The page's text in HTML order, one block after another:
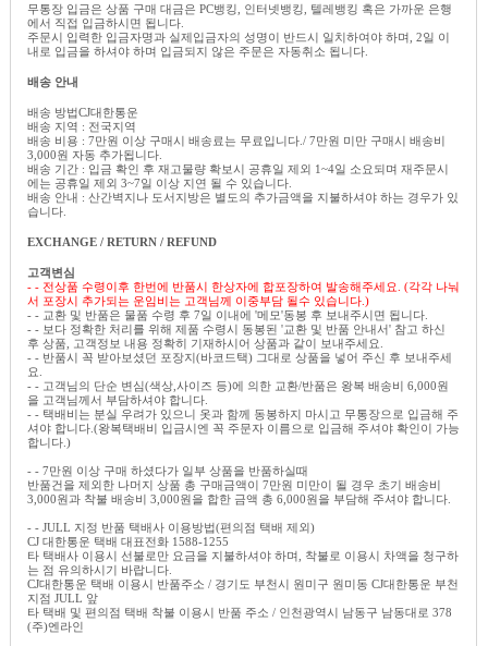
무통장 입금은 상품 구매 대금은 PC뱅킹, 인터넷뱅킹, 텔레뱅킹 혹은 가까운 은행
에서 직접 입금하시면 됩니다.
주문시 입력한 입금자명과 실제입금자의 성명이 반드시 일치하여야 하며, 2일 이
내로 입금을 하셔야 하며 입금되지 않은 주문은 자동취소 됩니다.
배송 안내
배송 방법CJ대한통운
배송 지역 : 전국지역
배송 비용 : 7만원 이상 구매시 배송료는 무료입니다./ 7만원 미만 구매시 배송비
3,000원 자동 추가됩니다.
배송 기간 : 입금 확인 후 재고물량 확보시 공휴일 제외 1~4일 소요되며 재주문시
에는 공휴일 제외 3~7일 이상 지연 될 수 있습니다.
배송 안내 : 산간벽지나 도서지방은 별도의 추가금액을 지불하셔야 하는 경우가 있
습니다.
EXCHANGE / RETURN / REFUND
고객변심
- - 전상품 수령이후 한번에 반품시 한상자에 합포장하여 발송해주세요. (각각 나눠
서 포장시 추가되는 운임비는 고객님께 이중부담 될수 있습니다.)
- - 교환 및 반품은 물품 수령 후 7일 이내에 '메모'동봉 후 보내주시면 됩니다.
- - 보다 정확한 처리를 위해 제품 수령시 동봉된 '교환 및 반품 안내서' 참고 하신
후 상품, 고객정보 내용 정확히 기재하시어 상품과 같이 보내주세요.
- - 반품시 꼭 받아보셨던 포장지(바코드택) 그대로 상품을 넣어 주신 후 보내주세
요.
- - 고객님의 단순 변심(색상,사이즈 등)에 의한 교환/반품은 왕복 배송비 6,000원
을 고객님께서 부담하셔야 합니다.
- - 택배비는 분실 우려가 있으니 옷과 함께 동봉하지 마시고 무통장으로 입금해 주
셔야 합니다.(왕복택배비 입금시엔 꼭 주문자 이름으로 입금해 주셔야 확인이 가능
합니다.)
- - 7만원 이상 구매 하셨다가 일부 상품을 반품하실때
반품건을 제외한 나머지 상품 총 구매금액이 7만원 미만이 될 경우 초기 배송비
3,000원과 착불 배송비 3,000원을 합한 금액 총 6,000원을 부담해 주셔야 합니다.
- - JULL 지정 반품 택배사 이용방법(편의점 택배 제외)
CJ 대한통운 택배 대표전화 1588-1255
타 택배사 이용시 선불로만 요금을 지불하셔야 하며, 착불로 이용시 차액을 청구하
는 점 유의하시기 바랍니다.
CJ대한통운 택배 이용시 반품주소 / 경기도 부천시 원미구 원미동 CJ대한통운 부천
지점 JULL 앞
타 택배 및 편의점 택배 착불 이용시 반품 주소 / 인천광역시 남동구 남동대로 378
(주)엔라인